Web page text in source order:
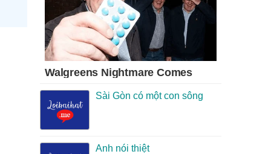
Sài Gòn có một con sông
Anh nói thiệt